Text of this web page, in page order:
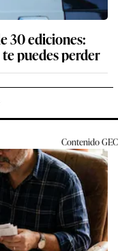
30 ediciones:
puedes perder
ContenidoGEC